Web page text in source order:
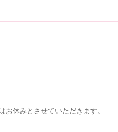
休みとさせていただきます。